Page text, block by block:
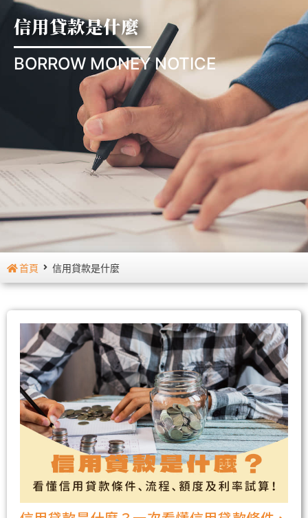
信用貸款是什麼
BORROW MONEY NOTICE
首頁 信用貸款是什麼